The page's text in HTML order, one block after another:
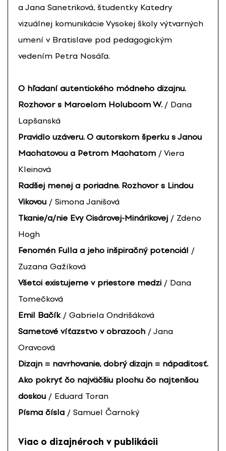
a Jana Sanetriková, študentky Katedry
vizuálnej komunikácie Vysokej školy výtvarných
umení v Bratislave pod pedagogickým
vedením Petra Nosáľa.
O hľadaní autentického módneho dizajnu.
Rozhovor s Marcelom Holubcom W. / Dana
Lapšanská
Pravidlo uzáveru. O autorskom šperku s Janou
Machatovou a Petrom Machatom / Viera
Kleinová
Radšej menej a poriadne. Rozhovor s Lindou
Vikovou / Simona Janišová
Tkanie/a/nie Evy Cisárovej-Minárikovej / Zdeno
Hogh
Fenomén Fulla a jeho inšpiračný potenciál /
Zuzana Gažíková
Všetci existujeme v priestore medzi / Dana
Tomečková
Emil Bačík / Gabriela Ondrišáková
Sametové víťazstvo v obrazoch / Jana
Oravcová
Dizajn = navrhovanie, dobrý dizajn = nápaditosť.
Ako pokryť čo najväčšiu plochu čo najtenšou
doskou / Eduard Toran
Písma čísla / Samuel Čarnoký
Viac o dizajnéroch v publikácii